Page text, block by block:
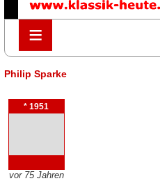
≡
≡
Philip Sparke
* 1951
vor 75 Jahren